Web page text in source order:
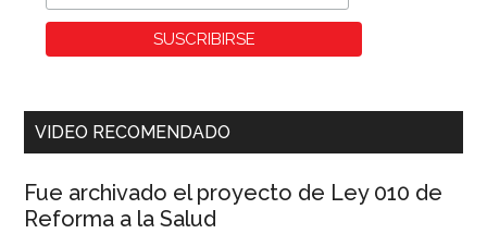
VIDEO RECOMENDADO
Fue archivado el proyecto de Ley 010 de
Reforma a la Salud